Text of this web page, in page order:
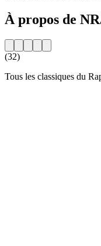
À propos de
(32)
Tous les classiques du